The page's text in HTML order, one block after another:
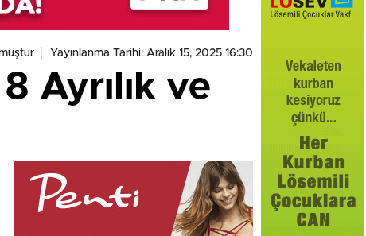
Yayınlanma Tarihi: Aralık 15, 2025 16:30
Ayrılık ve